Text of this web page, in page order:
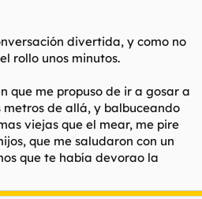
divertida, y como no
rollo unos minutos.
que me propuso de ir a gosar a
metros de allá, y balbuceando
viejas que el mear, me pire
que me saludaron con un
que te había devorao la